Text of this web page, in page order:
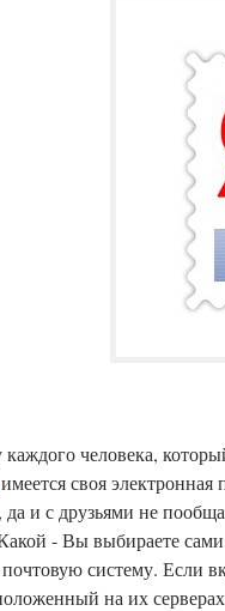
человека,
имеется своя электронная
да и с друзьями не
Какой - Вы выбираете
о Яндекс.Почте - это собственный почтовый сервис
на их